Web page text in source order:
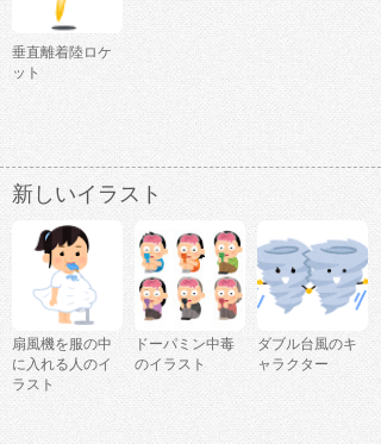
垂直離着陸ロケ
ット
新しいイラスト
扇風機を服の中
に入れる人のイ
ラスト
ドーパミン中毒
のイラスト
ダブル台風のキ
ャラクター